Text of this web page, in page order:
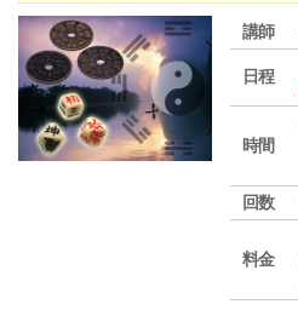
講師
日程
時間
回数
料金